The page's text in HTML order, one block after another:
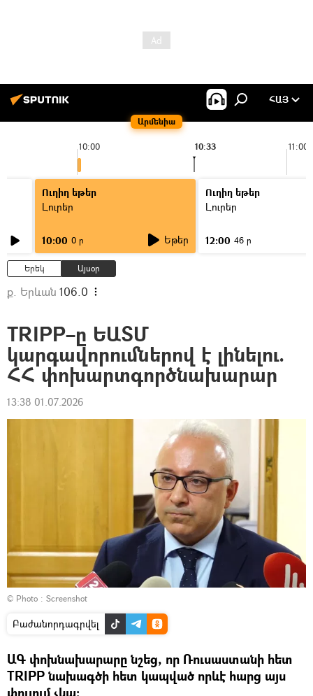
Արմենիա
ՀԱՅ
10:00 11:00
10:33
Ուղիղ եթեր
Լուրեր
10:00 0 ր Եթեր
Ուղիղ եթեր
Լուրեր
12:00 46 ր
Երեկ Այսօր
ք. Երևան 106.0
TRIPP–ը ԵԱՏՄ
կարգավորումներով է լինելու.
ՀՀ փոխարտգործնախարար
13:38 01.07.2026
© Photo : Screenshot
Բաժանորդագրվել
ԱԳ փոխնախարարը նշեց, որ Ռուսաստանի հետ
TRIPP նախագծի հետ կապված որևէ հարց այս